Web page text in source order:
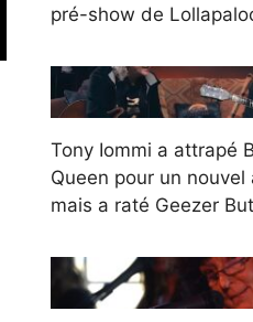
pré-show de
Tony Iommi a attrapé
Queen pour un nouvel
mais a raté Geezer